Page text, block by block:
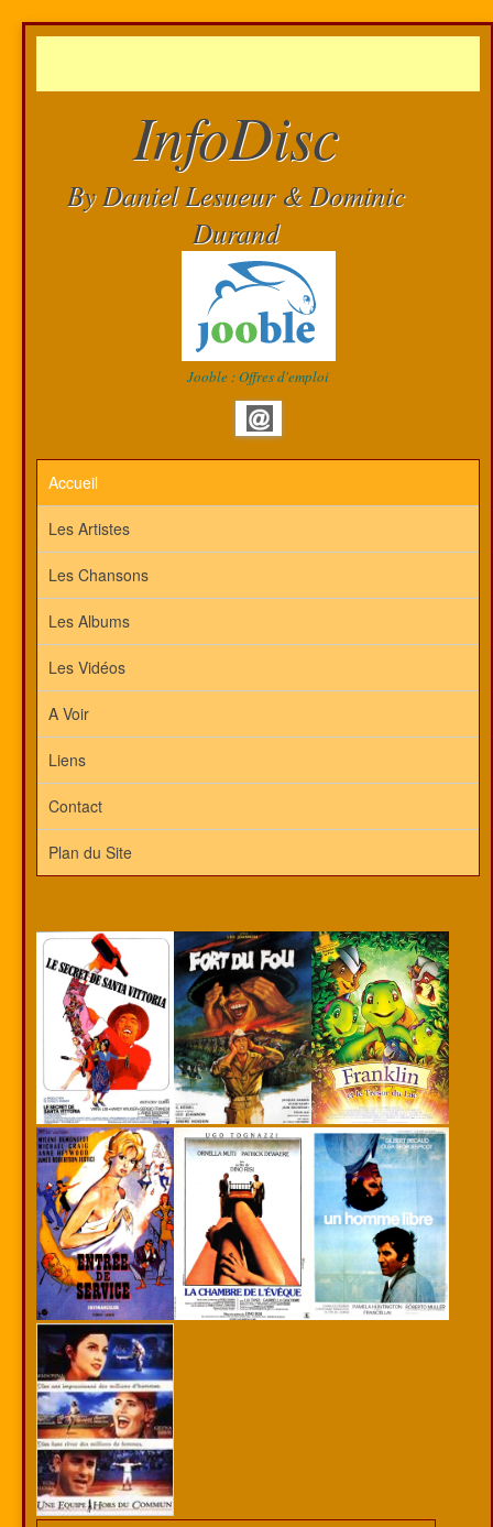
InfoDisc
By Daniel Lesueur & Dominic
Durand
Jooble : Offres d'emploi
Accueil
Les Artistes
Les Chansons
Les Albums
Les Vidéos
A Voir
Liens
Contact
Plan du Site